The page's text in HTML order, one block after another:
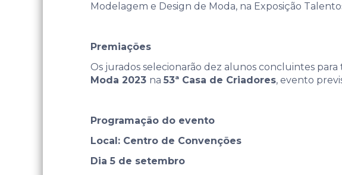
Modelagem e Design de Moda, na Exposição
Premiações
Os jurados selecionarão dez alunos concluintes
Moda 2023 na 53ª Casa de Criadores, evento
Programação do evento
Local: Centro de Convenções
Dia 5 de setembro